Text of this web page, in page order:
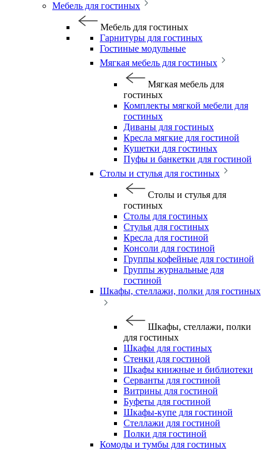
Мебель для гостиных
Мебель для гостиных
Гарнитуры для гостиных
Гостиные модульные
Мягкая мебель для гостиных
Мягкая мебель для
гостиных
Комплекты мягкой мебели для
гостиных
Диваны для гостиных
Кресла мягкие для гостиной
Кушетки для гостиных
Пуфы и банкетки для гостиной
Столы и стулья для гостиных
Столы и стулья для
гостиных
Столы для гостиных
Стулья для гостиных
Кресла для гостиной
Консоли для гостиной
Группы кофейные для гостиной
Группы журнальные для
гостиной
Шкафы, стеллажи, полки для гостиных
Шкафы, стеллажи, полки
для гостиных
Шкафы для гостиных
Стенки для гостиной
Шкафы книжные и библиотеки
Серванты для гостиной
Витрины для гостиной
Буфеты для гостиной
Шкафы-купе для гостиной
Стеллажи для гостиной
Полки для гостиной
Комоды и тумбы для гостиных